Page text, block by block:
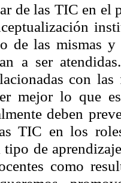
de las TIC en el
de las mismas
a ser
con
mejor lo que
deben
TIC en los
tipo de
como